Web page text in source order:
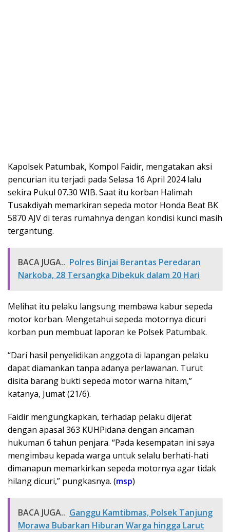
Kapolsek Patumbak, Kompol Faidir, mengatakan aksi
pencurian itu terjadi pada Selasa 16 April 2024 lalu
sekira Pukul 07.30 WIB. Saat itu korban Halimah
Tusakdiyah memarkiran sepeda motor Honda Beat BK
5870 AJV di teras rumahnya dengan kondisi kunci masih
tergantung.
BACA JUGA.. Polres Binjai Berantas Peredaran
Narkoba, 28 Tersangka Dibekuk dalam 20 Hari
Melihat itu pelaku langsung membawa kabur sepeda
motor korban. Mengetahui sepeda motornya dicuri
korban pun membuat laporan ke Polsek Patumbak.
“Dari hasil penyelidikan anggota di lapangan pelaku
dapat diamankan tanpa adanya perlawanan. Turut
disita barang bukti sepeda motor warna hitam,”
katanya, Jumat (21/6).
Faidir mengungkapkan, terhadap pelaku dijerat
dengan apasal 363 KUHPidana dengan ancaman
hukuman 6 tahun penjara. “Pada kesempatan ini saya
mengimbau kepada warga untuk selalu berhati-hati
dimanapun memarkirkan sepeda motornya agar tidak
hilang dicuri,” pungkasnya. (msp)
BACA JUGA.. Ganggu Kamtibmas, Polsek Tanjung
Morawa Bubarkan Hiburan Warga hingga Larut